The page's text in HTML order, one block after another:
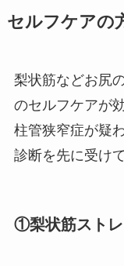
セルフケアの
梨状筋などお尻
のセルフケアが
柱管狭窄症が疑
診断を先に受け
①梨状筋ストレ